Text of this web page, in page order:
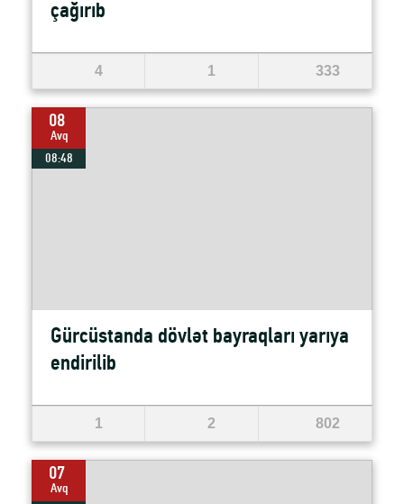
çağırıb
4 1 333
08
Avq
08:48
Gürcüstanda dövlət bayraqları yarıya
endirilib
1 2 802
07
Avq